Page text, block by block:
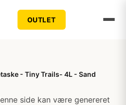
OUTLET
- Tiny Trails- 4L - Sand
side kan være genereret